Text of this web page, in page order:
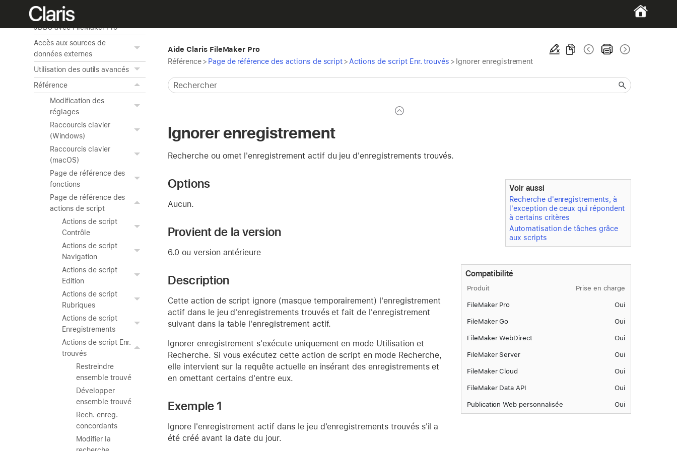
Utilisation d'ODBC et de
JDBC avec FileMaker Pro
Accès aux sources de
données externes
Utilisation des outils avancés
Référence
Modification des
réglages
Raccourcis clavier
(Windows)
Raccourcis clavier
(macOS)
Page de référence des
fonctions
Page de référence des
actions de script
Actions de script
Contrôle
Actions de script
Navigation
Actions de script
Edition
Actions de script
Rubriques
Actions de script
Enregistrements
Actions de script Enr.
trouvés
Restreindre
ensemble trouvé
Développer
ensemble trouvé
Rech. enreg.
concordants
Modifier la
Aide Claris FileMaker Pro
Référence> Page de référence des actions de script> Actions de script Enr. trouvés > Ignorer enregistrement
Ignorer enregistrement
Recherche ou omet l'enregistrement actif du jeu d'enregistrements trouvés.
Voir aussi
Recherche d'enregistrements, à
l'exception de ceux qui répondent
à certains critères
Automatisation de tâches grâce
aux scripts
Options
Aucun.
Compatibilité
Produit Prise en charge
FileMaker Pro Oui
FileMaker Go Oui
FileMaker WebDirect Oui
FileMaker Server Oui
FileMaker Cloud Oui
FileMaker Data API Oui
Publication Web personnalisée Oui
Provient de la version
6.0 ou version antérieure
Description
Cette action de script ignore (masque temporairement) l'enregistrement
actif dans le jeu d'enregistrements trouvés et fait de l'enregistrement
suivant dans la table l'enregistrement actif.
Ignorer enregistrement s'exécute uniquement en mode Utilisation et
Recherche. Si vous exécutez cette action de script en mode Recherche,
elle intervient sur la requête actuelle en insérant des enregistrements et
en omettant certains d'entre eux.
Exemple 1
Ignore l'enregistrement actif dans le jeu d'enregistrements trouvés s'il a
été créé avant la date du jour.